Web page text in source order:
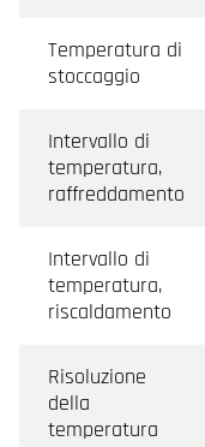
Temperatura di
stoccaggio
Intervallo di
temperatura,
raffreddamento
Intervallo di
temperatura,
riscaldamento
Risoluzione
della
temperatura